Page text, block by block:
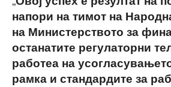
напори на тимот на
на Министерството за
останатите регулаторни
работеа на
рамка и стандардите за